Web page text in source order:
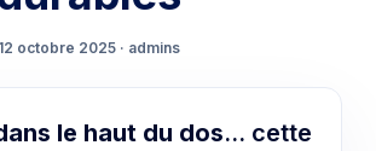
12 octobre 2025 · admins
le haut du dos… cette